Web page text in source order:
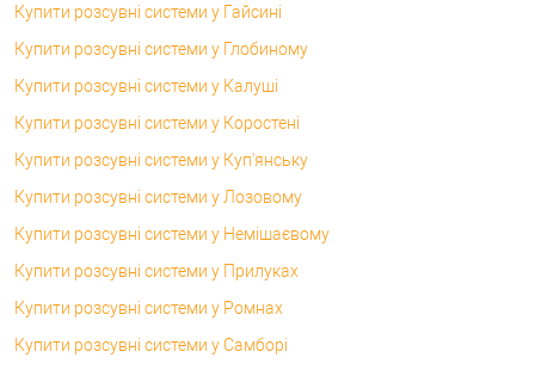
Купити розсувні системи у Гайсині
Купити розсувні системи у Глобиному
Купити розсувні системи у Калуші
Купити розсувні системи у Коростені
Купити розсувні системи у Куп'янську
Купити розсувні системи у Лозовому
Купити розсувні системи у Немішаєвому
Купити розсувні системи у Прилуках
Купити розсувні системи у Ромнах
Купити розсувні системи у Самборі